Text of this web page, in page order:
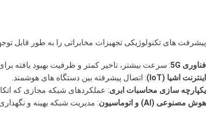
پیشرفت های تکنولوژیکی تجهیزات مخابراتی را به طور قابل
فناوری 5G
: سرعت بیشتر، تاخیر کمتر و ظرفیت بهبود یافته
اینترنت اشیا (IoT)
: اتصال پیشرفته بین دستگاه های هوشمند.
یکپارچه سازی محاسبات ابری: عملکردهای شبکه مجازی که
هوش مصنوعی (AI) و اتوماسیون
: مدیریت شبکه بهینه و